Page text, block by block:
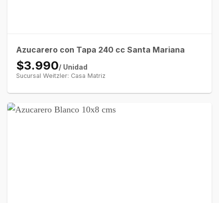
Azucarero con Tapa 240 cc Santa Mariana
$3.990/ Unidad
Sucursal Weitzler: Casa Matriz